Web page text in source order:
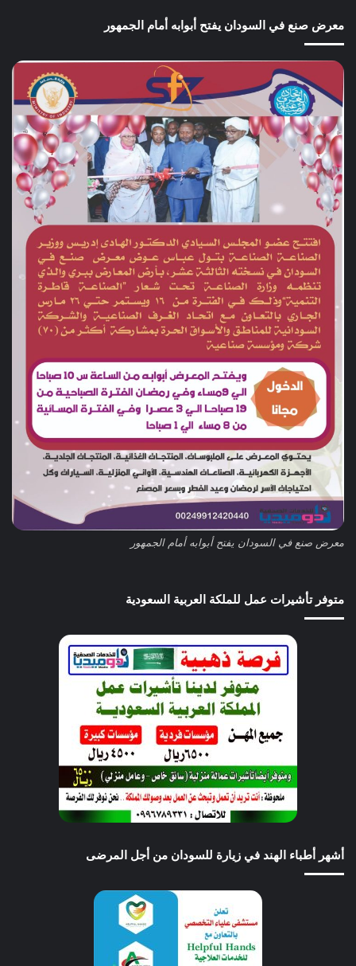
معرض صنع في السودان يفتح أبوابه أمام الجمهور
معرض صنع في السودان يفتح أبوابه أمام الجمهور
متوفر تأشيرات عمل للملكة العربية السعودية
أشهر أطباء الهند في زيارة للسودان من أجل المرضى